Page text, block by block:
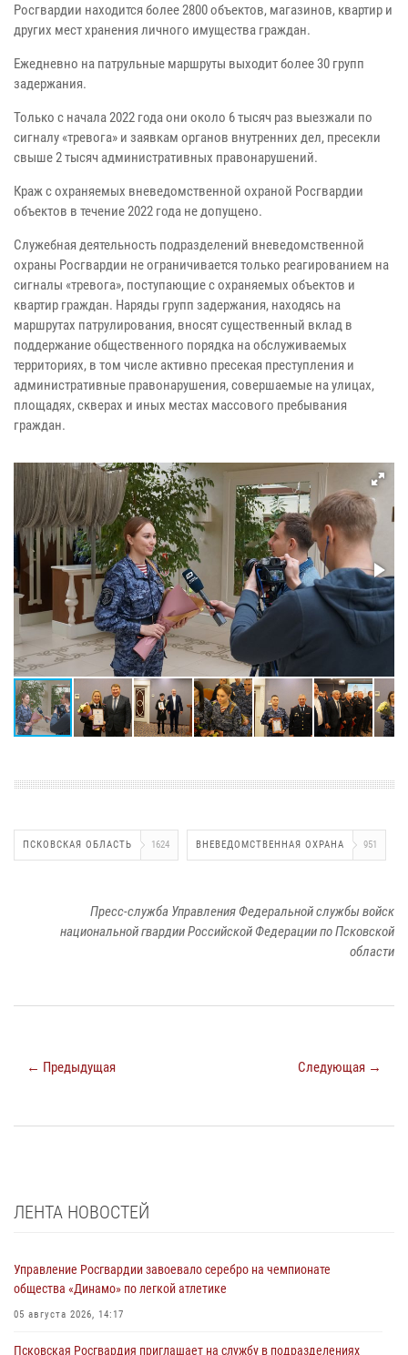
Росгвардии находится более 2800 объектов, магазинов, квартир и
других мест хранения личного имущества граждан.
Ежедневно на патрульные маршруты выходит более 30 групп
задержания.
Только с начала 2022 года они около 6 тысяч раз выезжали по
сигналу «тревога» и заявкам органов внутренних дел, пресекли
свыше 2 тысяч административных правонарушений.
Краж с охраняемых вневедомственной охраной Росгвардии
объектов в течение 2022 года не допущено.
Служебная деятельность подразделений вневедомственной
охраны Росгвардии не ограничивается только реагированием на
сигналы «тревога», поступающие с охраняемых объектов и
квартир граждан. Наряды групп задержания, находясь на
маршрутах патрулирования, вносят существенный вклад в
поддержание общественного порядка на обслуживаемых
территориях, в том числе активно пресекая преступления и
административные правонарушения, совершаемые на улицах,
площадях, скверах и иных местах массового пребывания
граждан.
ПСКОВСКАЯ ОБЛАСТЬ 1624 ВНЕВЕДОМСТВЕННАЯ ОХРАНА 951
Пресс-служба Управления Федеральной службы войск
национальной гвардии Российской Федерации по Псковской
области
← Предыдущая Следующая →
ЛЕНТА НОВОСТЕЙ
Управление Росгвардии завоевало серебро на чемпионате
общества «Динамо» по легкой атлетике
05 августа 2026, 14:17
Псковская Росгвардия приглашает на службу в подразделениях